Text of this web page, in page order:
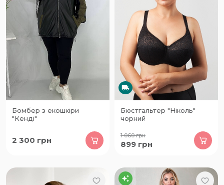
Бомбер з екошкіри
"Кенді"
2 300 грн
Бюстгальтер "Ніколь"
чорний
1 060грн
899 грн